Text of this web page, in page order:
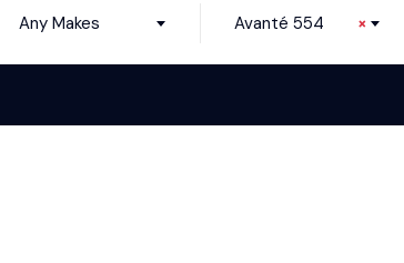
Any Makes ×
Avanté 554